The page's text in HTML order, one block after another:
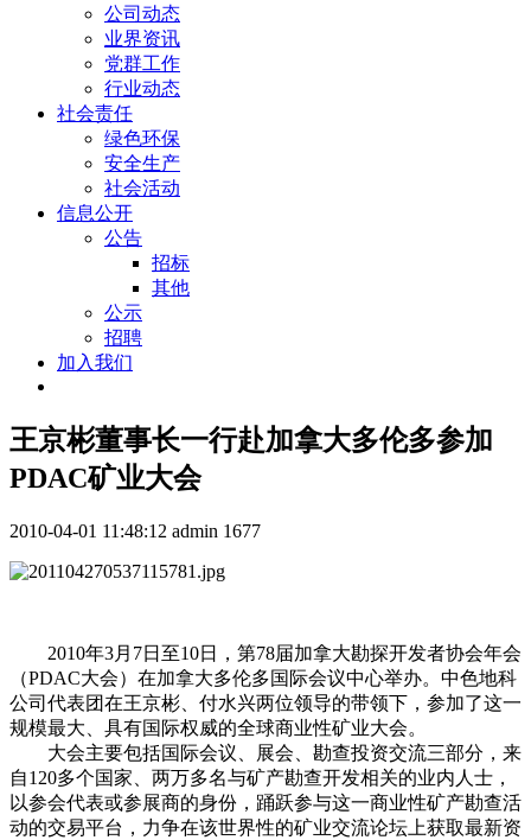
公司动态
业界资讯
党群工作
行业动态
社会责任
绿色环保
安全生产
社会活动
信息公开
公告
招标
其他
公示
招聘
加入我们
王京彬董事长一行赴加拿大多伦多参加
PDAC矿业大会
2010-04-01 11:48:12 admin 1677
2010年3月7日至10日，第78届加拿大勘探开发者协会年会
（PDAC大会）在加拿大多伦多国际会议中心举办。中色地科
公司代表团在王京彬、付水兴两位领导的带领下，参加了这一
规模最大、具有国际权威的全球商业性矿业大会。
大会主要包括国际会议、展会、勘查投资交流三部分，来
自120多个国家、两万多名与矿产勘查开发相关的业内人士，
以参会代表或参展商的身份，踊跃参与这一商业性矿产勘查活
动的交易平台，力争在该世界性的矿业交流论坛上获取最新资